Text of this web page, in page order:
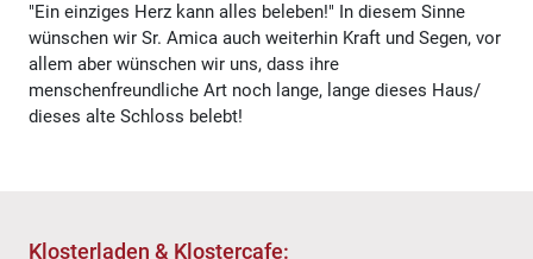
"Ein einziges Herz kann alles beleben!" In diesem Sinne
wünschen wir Sr. Amica auch weiterhin Kraft und Segen, vor
allem aber wünschen wir uns, dass ihre
menschenfreundliche Art noch lange, lange dieses Haus/
dieses alte Schloss belebt!
Klosterladen & Klostercafe: